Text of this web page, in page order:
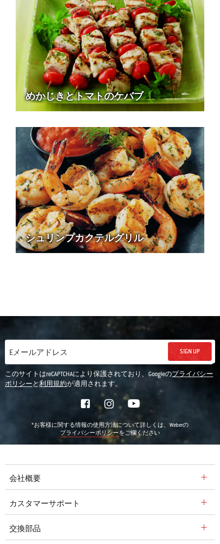
めかじきとトマトのケバブ
シュリンプカクテルグリル
Eメールアドレス SIGN UP
このサイトはreCAPTCHAにより保護されており、Googleのプライバシー
ポリシーと利用規約が適用されます。
*お客様に関する情報の使用方法について詳しくは、Weberの
プライバシーポリシーをご欄ください
会社概要
カスタマーサポート
交換部品